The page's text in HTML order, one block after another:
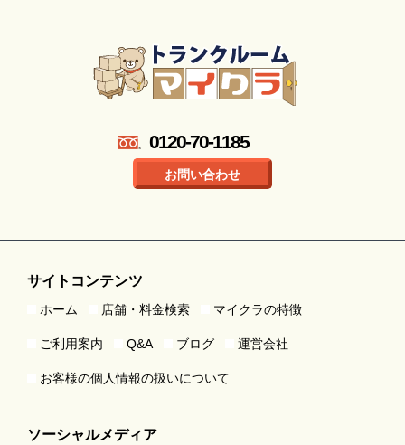
0120-70-1185
お問い合わせ
サイトコンテンツ
ホーム 店舗・料金検索 マイクラの特徴
ご利用案内 Q&A ブログ 運営会社
お客様の個人情報の扱いについて
ソーシャルメディア